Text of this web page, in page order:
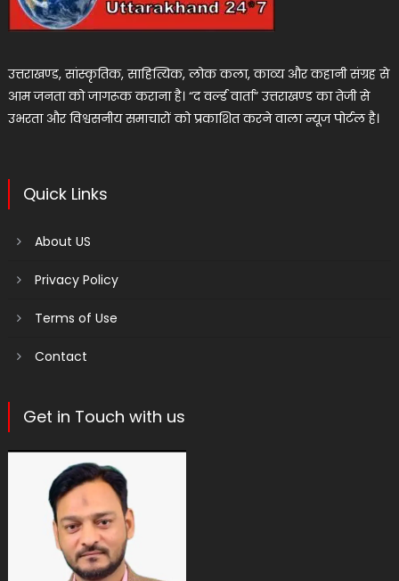
उत्तराखण्ड, सांस्कृतिक, साहित्यिक, लोक कला, काव्य और कहानी संग्रह से
आम जनता को जागरूक कराना है। “द वर्ल्ड वार्ता” उत्तराखण्ड का तेजी से
उभरता और विश्वसनीय समाचारों को प्रकाशित करने वाला न्यूज पोर्टल है।
Quick Links
About US
Privacy Policy
Terms of Use
Contact
Get in Touch with us